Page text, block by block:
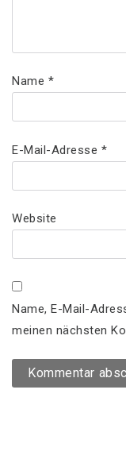
Name *
E-Mail-Adresse *
Website
Name, E-Mail-
meinen nächsten